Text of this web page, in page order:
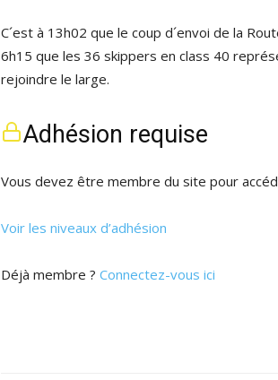
C´est à 13h02 que le coup d´envoi de la
6h15 que les 36 skippers en class 40
rejoindre le large.
Adhésion requise
Vous devez être membre du site pour
Voir les niveaux d’adhésion
Déjà membre ? Connectez-vous ici